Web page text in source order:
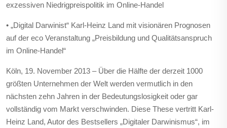
exzessiven Niedrigpreispolitik im Online-Handel
• „Digital Darwinist“ Karl-Heinz Land mit visionären Prognosen
auf der eco Veranstaltung „Preisbildung und Qualitätsanspruch
im Online-Handel“
Köln, 19. November 2013 – Über die Hälfte der derzeit 1000
größten Unternehmen der Welt werden vermutlich in den
nächsten zehn Jahren in der Bedeutungslosigkeit oder gar
vollständig vom Markt verschwinden. Diese These vertritt Karl-
Heinz Land, Autor des Bestsellers „Digitaler Darwinismus“, im